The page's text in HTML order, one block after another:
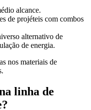
alcance.
de projéteis com combos
alternativo de
de energia.
nos materiais de
linha de